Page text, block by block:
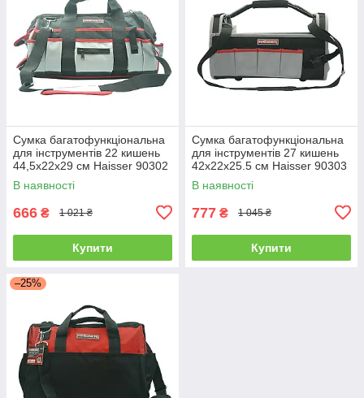
Сумка багатофункціональна
для інструментів 22 кишень
44,5х22х29 см Haisser 90302
В наявності
666 ₴ 1 021 ₴
Купити
Сумка багатофункціональна
для інструментів 27 кишень
42х22х25.5 см Haisser 90303
В наявності
777 ₴ 1 045 ₴
Купити
–25%